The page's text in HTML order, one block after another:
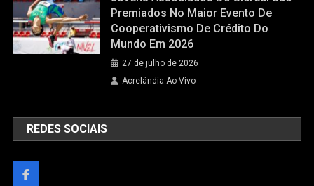
Premiados No Maior Evento De
Cooperativismo De Crédito Do
Mundo Em 2026
27 de julho de 2026
Acrelândia Ao Vivo
REDES SOCIAIS